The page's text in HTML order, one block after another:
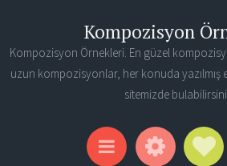
Kompozisyon
Kompozisyon Örnekleri. En güzel
uzun kompozisyonlar, her konuda yazılmış
sitemizde